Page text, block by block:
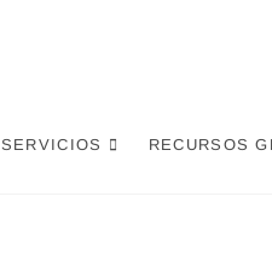
SERVICIOS RECURSOS